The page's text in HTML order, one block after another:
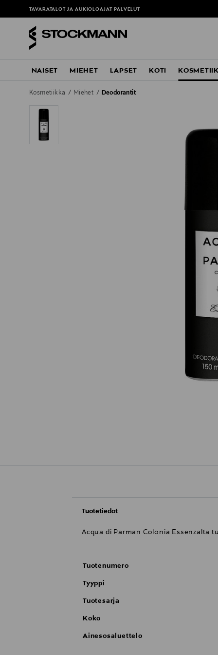
TAVARATALOT JA AUKIOLOAJAT PALVELUT
NAISET MIEHET LAPSET KOTI
Kosmetiikka Miehet Deodorantit
Tuotetiedot
Acqua di Parman Colonia
Tuotenumero
Tyyppi
Tuotesarja
Koko
Ainesosaluettelo